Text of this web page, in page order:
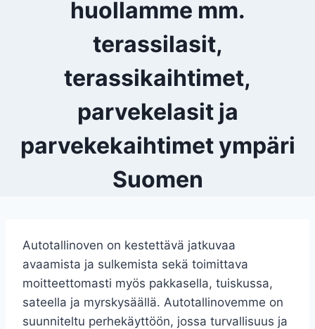
huollamme mm.
terassilasit,
terassikaihtimet,
parvekelasit ja
parvekekaihtimet ympäri
Suomen
Autotallinoven on kestettävä jatkuvaa
avaamista ja sulkemista sekä toimittava
moitteettomasti myös pakkasella, tuiskussa,
sateella ja myrskysäällä. Autotallinovemme on
suunniteltu perhekäyttöön, jossa turvallisuus ja